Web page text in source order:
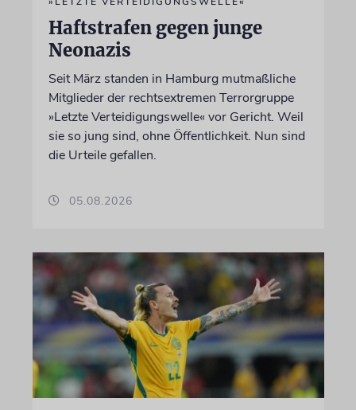
Haftstrafen gegen junge
Neonazis
Seit März standen in Hamburg mutmaßliche
Mitglieder der rechtsextremen Terrorgruppe
»Letzte Verteidigungswelle« vor Gericht. Weil
sie so jung sind, ohne Öffentlichkeit. Nun sind
die Urteile gefallen.
05.08.2026